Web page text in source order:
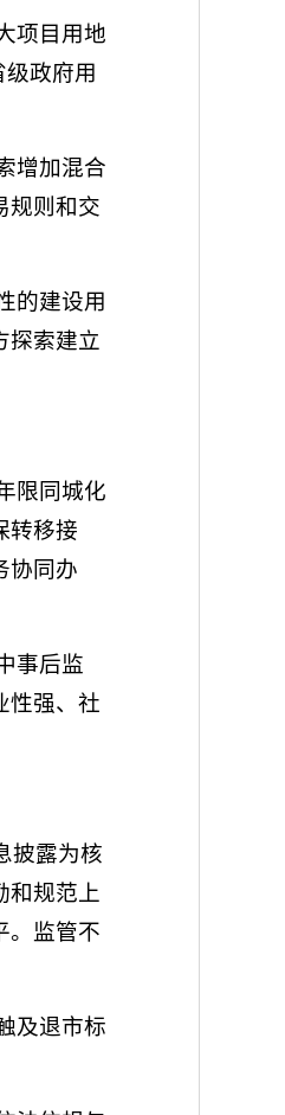
项目用地
政府用
增加混合
规则和交
的建设用
探索建立
限同城化
转移接
协同办
事后监
性强、社
披露为核
和规范上
。监管不
及退市标